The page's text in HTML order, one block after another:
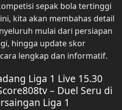
sepak bola tertinggi
kita akan membahas detail
mulai dari persiapan
hingga update skor
lengkap dan informatif.
Liga 1 Live 15.30
– Duel Seru di
Liga 1